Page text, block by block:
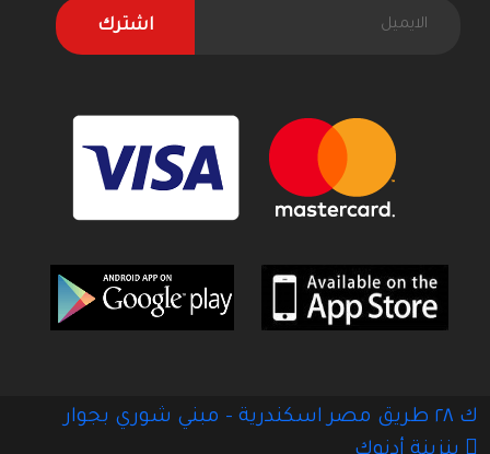
اشترك
ك ٢٨ طريق مصر اسكندرية - مبني شوري بجوار